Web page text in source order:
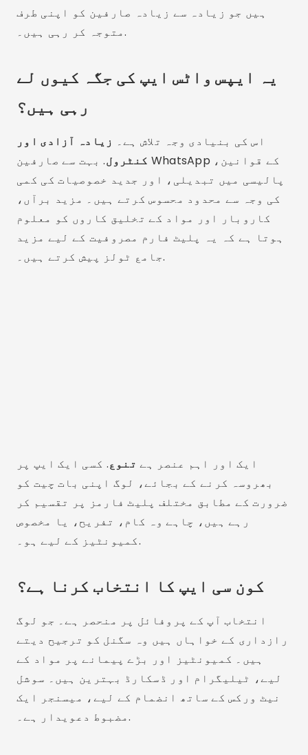
ہیں جو زیادہ سے زیادہ صارفین کو اپنی طرف
متوجہ کر رہی ہیں۔.
یہ ایپس واٹس ایپ کی جگہ کیوں لے
رہی ہیں؟
اس کی بنیادی وجہ تلاش ہے۔ زیادہ آزادی اور
کنٹرول. بہت سے صارفین WhatsApp کے قوانین،
پالیسی میں تبدیلی، اور جدید خصوصیات کی کمی
کی وجہ سے محدود محسوس کرتے ہیں۔ مزید برآں،
کاروبار اور مواد کے تخلیق کاروں کو معلوم
ہوتا ہے کہ یہ پلیٹ فارم مصروفیت کے لیے مزید
جامع ٹولز پیش کرتے ہیں۔.
ایک اور اہم عنصر ہے تنوع. کسی ایک ایپ پر
بھروسہ کرنے کے بجائے، لوگ اپنی بات چیت کو
ضرورت کے مطابق مختلف پلیٹ فارمز پر تقسیم کر
رہے ہیں، چاہے وہ کام، تفریح، یا مخصوص
کمیونٹیز کے لیے ہو۔.
کون سی ایپ کا انتخاب کرنا ہے؟
انتخاب آپ کے پروفائل پر منحصر ہے۔ جو لوگ
رازداری کے خواہاں ہیں وہ سگنل کو ترجیح دیتے
ہیں۔ کمیونٹیز اور بڑے پیمانے پر مواد کے
لیے، ٹیلیگرام اور ڈسکارڈ بہترین ہیں۔ سوشل
نیٹ ورکس کے ساتھ انضمام کے لیے، میسنجر ایک
مضبوط دعویدار ہے۔.